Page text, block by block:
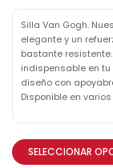
Silla Van Gogh.
elegante y un
bastante
indispensable en
diseño con
Disponible en
SELECCIONAR